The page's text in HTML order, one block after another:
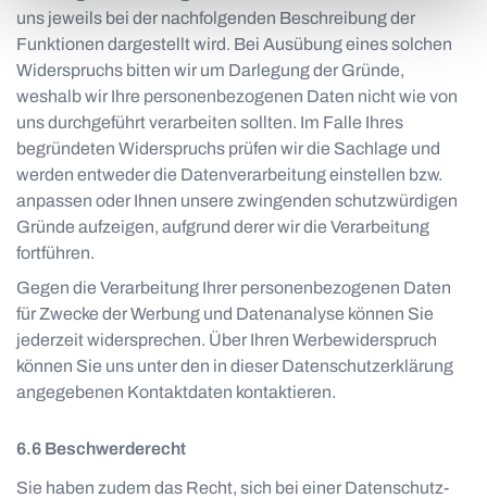
uns jeweils bei der nachfolgenden Beschreibung der
Funktionen dargestellt wird. Bei Ausübung eines solchen
Widerspruchs bitten wir um Darlegung der Gründe,
weshalb wir Ihre personenbezogenen Daten nicht wie von
uns durchgeführt verarbeiten sollten. Im Falle Ihres
begründeten Widerspruchs prüfen wir die Sachlage und
werden entweder die Datenverarbeitung einstellen bzw.
anpassen oder Ihnen unsere zwingenden schutzwürdigen
Gründe aufzeigen, aufgrund derer wir die Verarbeitung
fortführen.
Gegen die Verarbeitung Ihrer personenbezogenen Daten
für Zwecke der Werbung und Datenanalyse können Sie
jederzeit widersprechen. Über Ihren Werbewiderspruch
können Sie uns unter den in dieser Datenschutzerklärung
angegebenen Kontaktdaten kontaktieren.
Beschwerderecht
Sie haben zudem das Recht, sich bei einer Datenschutz-